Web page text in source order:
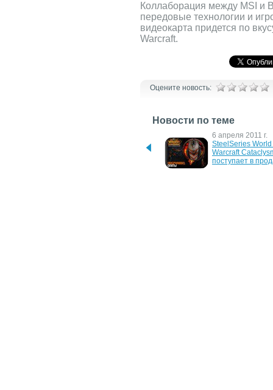
Коллаборация между MSI и
передовые технологии и
видеокарта придется по
Warcraft.
Оцените новость:
Новости по теме
SteelSeries представляет
6 апреля 2011 г.
SteelSeries World
Warcraft
поступает в